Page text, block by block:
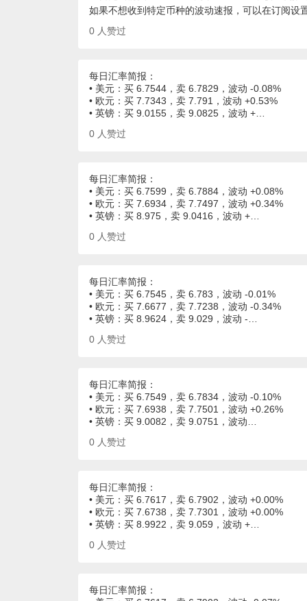
如果不想收到特定币种的波动速报，可以在订阅设
0 人赞过
每日汇率简报：
• 美元：买 6.7544，卖 6.7829，波动 -0.08%
• 欧元：买 7.7343，卖 7.791，波动 +0.53%
• 英镑：买 9.0155，卖 9.0825，波动 +…
0 人赞过
每日汇率简报：
• 美元：买 6.7599，卖 6.7884，波动 +0.08%
• 欧元：买 7.6934，卖 7.7497，波动 +0.34%
• 英镑：买 8.975，卖 9.0416，波动 +…
0 人赞过
每日汇率简报：
• 美元：买 6.7545，卖 6.783，波动 -0.01%
• 欧元：买 7.6677，卖 7.7238，波动 -0.34%
• 英镑：买 8.9624，卖 9.029，波动 -…
0 人赞过
每日汇率简报：
• 美元：买 6.7549，卖 6.7834，波动 -0.10%
• 欧元：买 7.6938，卖 7.7501，波动 +0.26%
• 英镑：买 9.0082，卖 9.0751，波动…
0 人赞过
每日汇率简报：
• 美元：买 6.7617，卖 6.7902，波动 +0.00%
• 欧元：买 7.6738，卖 7.7301，波动 +0.00%
• 英镑：买 8.9922，卖 9.059，波动 +…
0 人赞过
每日汇率简报：